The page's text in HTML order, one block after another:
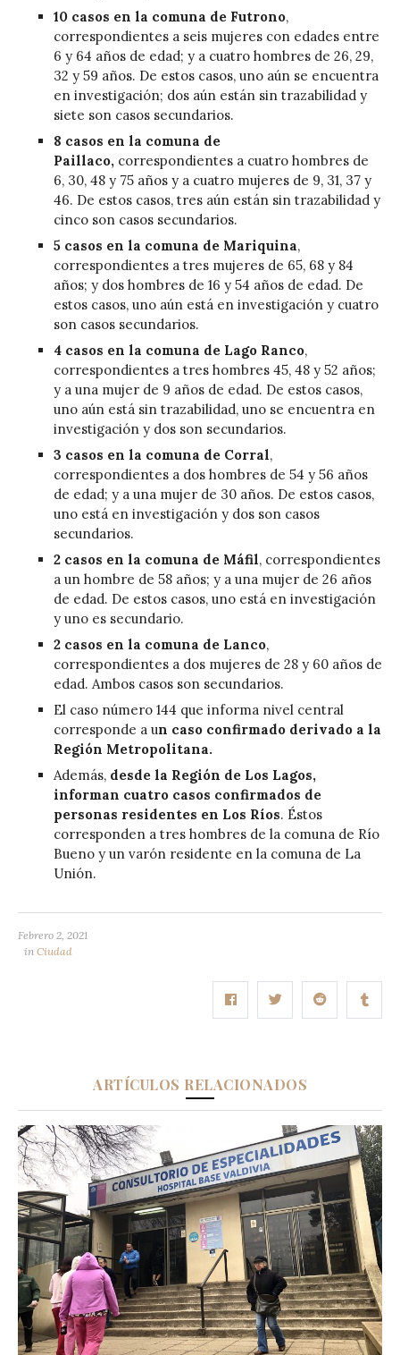
10 casos en la comuna de Futrono,
correspondientes a seis mujeres con edades entre
6 y 64 años de edad; y a cuatro hombres de 26, 29,
32 y 59 años. De estos casos, uno aún se encuentra
en investigación; dos aún están sin trazabilidad y
siete son casos secundarios.
8 casos en la comuna de
Paillaco, correspondientes a cuatro hombres de
6, 30, 48 y 75 años y a cuatro mujeres de 9, 31, 37 y
46. De estos casos, tres aún están sin trazabilidad y
cinco son casos secundarios.
5 casos en la comuna de Mariquina,
correspondientes a tres mujeres de 65, 68 y 84
años; y dos hombres de 16 y 54 años de edad. De
estos casos, uno aún está en investigación y cuatro
son casos secundarios.
4 casos en la comuna de Lago Ranco,
correspondientes a tres hombres 45, 48 y 52 años;
y a una mujer de 9 años de edad. De estos casos,
uno aún está sin trazabilidad, uno se encuentra en
investigación y dos son secundarios.
3 casos en la comuna de Corral,
correspondientes a dos hombres de 54 y 56 años
de edad; y a una mujer de 30 años. De estos casos,
uno está en investigación y dos son casos
secundarios.
2 casos en la comuna de Máfil, correspondientes
a un hombre de 58 años; y a una mujer de 26 años
de edad. De estos casos, uno está en investigación
y uno es secundario.
2 casos en la comuna de Lanco,
correspondientes a dos mujeres de 28 y 60 años de
edad. Ambos casos son secundarios.
El caso número 144 que informa nivel central
corresponde a un caso confirmado derivado a la
Región Metropolitana.
Además, desde la Región de Los Lagos,
informan cuatro casos confirmados de
personas residentes en Los Ríos. Éstos
corresponden a tres hombres de la comuna de Río
Bueno y un varón residente en la comuna de La
Unión.
Febrero 2, 2021
in Ciudad
ARTÍCULOS RELACIONADOS